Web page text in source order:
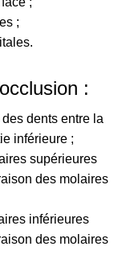
;
:
dents entre la
inférieure ;
supérieures
des molaires
inférieures
des molaires